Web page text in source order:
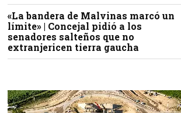
«La bandera de Malvinas marcó un
límite» | Concejal pidió a los
senadores salteños que no
extranjericen tierra gaucha